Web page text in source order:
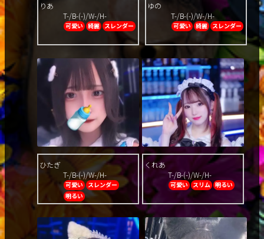
りあ
T-/B-(-)/W-/H-
可愛い 綺麗 スレンダー
ゆの
T-/B-(-)/W-/H-
可愛い 綺麗 スレンダー
ひたぎ
T-/B-(-)/W-/H-
可愛い
スレンダー
明るい
くれあ
T-/B-(-)/W-/H-
可愛い スリム 明るい